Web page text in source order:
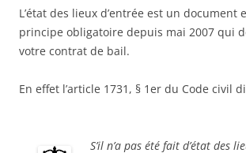
L’état des lieux d’entrée est un document
principe obligatoire depuis mai 2007 qui
votre contrat de bail.
En effet l’article 1731, § 1er du Code civil
S’il n’a pas été fait d’état des